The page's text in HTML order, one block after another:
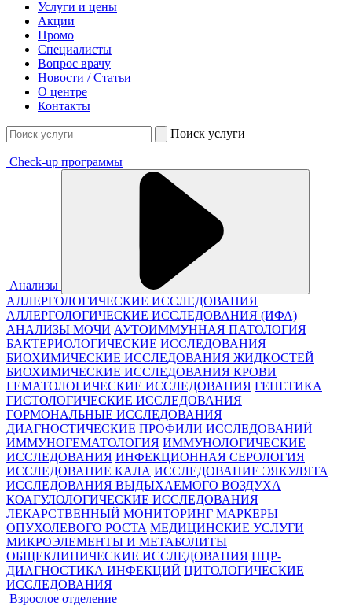
Услуги и цены
Акции
Промо
Специалисты
Вопрос врачу
Новости / Статьи
О центре
Контакты
Поиск услуги
Check-up программы
Анализы
АЛЛЕРГОЛОГИЧЕСКИЕ ИССЛЕДОВАНИЯ
АЛЛЕРГОЛОГИЧЕСКИЕ ИССЛЕДОВАНИЯ (ИФА)
АНАЛИЗЫ МОЧИ АУТОИММУННАЯ ПАТОЛОГИЯ
БАКТЕРИОЛОГИЧЕСКИЕ ИССЛЕДОВАНИЯ
БИОХИМИЧЕСКИЕ ИССЛЕДОВАНИЯ ЖИДКОСТЕЙ
БИОХИМИЧЕСКИЕ ИССЛЕДОВАНИЯ КРОВИ
ГЕМАТОЛОГИЧЕСКИЕ ИССЛЕДОВАНИЯ ГЕНЕТИКА
ГИСТОЛОГИЧЕСКИЕ ИССЛЕДОВАНИЯ
ГОРМОНАЛЬНЫЕ ИССЛЕДОВАНИЯ
ДИАГНОСТИЧЕСКИЕ ПРОФИЛИ ИССЛЕДОВАНИЙ
ИММУНОГЕМАТОЛОГИЯ ИММУНОЛОГИЧЕСКИЕ
ИССЛЕДОВАНИЯ ИНФЕКЦИОННАЯ СЕРОЛОГИЯ
ИССЛЕДОВАНИЕ КАЛА ИССЛЕДОВАНИЕ ЭЯКУЛЯТА
ИССЛЕДОВАНИЯ ВЫДЫХАЕМОГО ВОЗДУХА
КОАГУЛОЛОГИЧЕСКИЕ ИССЛЕДОВАНИЯ
ЛЕКАРСТВЕННЫЙ МОНИТОРИНГ МАРКЕРЫ
ОПУХОЛЕВОГО РОСТА МЕДИЦИНСКИЕ УСЛУГИ
МИКРОЭЛЕМЕНТЫ И МЕТАБОЛИТЫ
ОБЩЕКЛИНИЧЕСКИЕ ИССЛЕДОВАНИЯ ПЦР-
ДИАГНОСТИКА ИНФЕКЦИЙ ЦИТОЛОГИЧЕСКИЕ
ИССЛЕДОВАНИЯ
Взрослое отделение